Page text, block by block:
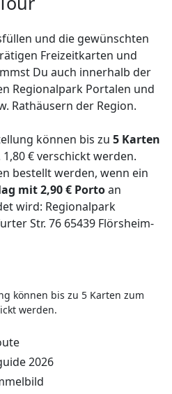
und die gewünschten
Freizeitkarten und
Du auch innerhalb der
Regionalpark Portalen und
Rathäusern der Region.
können bis zu 5 Karten
€ verschickt werden.
bestellt werden, wenn ein
mit 2,90 € Portoan
wird: Regionalpark
Str. 76 65439 Flörsheim-
können bis zu 5 Karten zum
werden.
2026